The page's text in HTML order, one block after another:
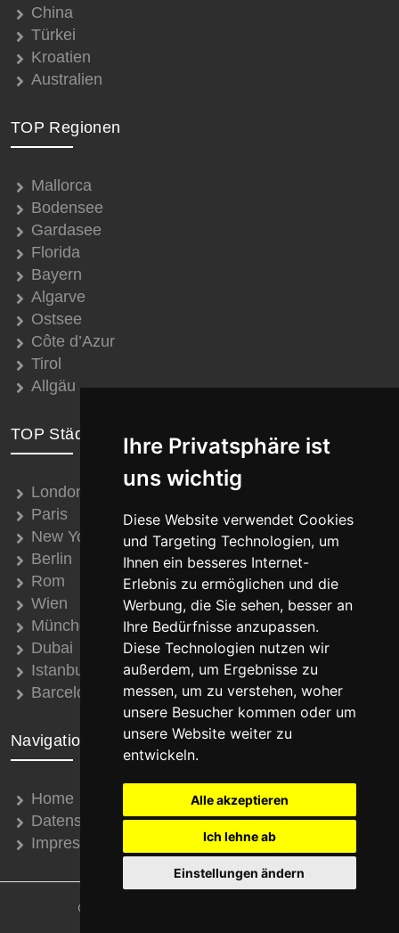
Ihre Privatsphäre ist
uns wichtig
Diese Website verwendet Cookies
und Targeting Technologien, um
Ihnen ein besseres Internet-
Erlebnis zu ermöglichen und die
Werbung, die Sie sehen, besser an
Ihre Bedürfnisse anzupassen.
Diese Technologien nutzen wir
außerdem, um Ergebnisse zu
messen, um zu verstehen, woher
unsere Besucher kommen oder um
unsere Website weiter zu
entwickeln.
Alle akzeptieren
Ich lehne ab
Einstellungen ändern
China
Türkei
Kroatien
Australien
TOP Regionen
Mallorca
Bodensee
Gardasee
Florida
Bayern
Algarve
Ostsee
Côte d’Azur
Tirol
Allgäu
TOP Städte
London
Paris
New York
Berlin
Rom
Wien
München
Dubai
Istanbul
Barcelona
Navigation
Home
Datenschutz
Impressum
© 2008 - 2026 Thomas Schroth Internetservice